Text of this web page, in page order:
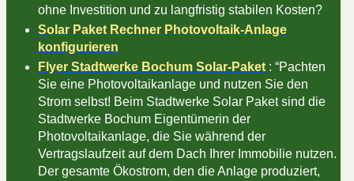
ohne Investition und zu langfristig stabilen Kosten?
Solar Paket Rechner Photovoltaik-Anlage
konfigurieren
Flyer Stadtwerke Bochum Solar-Paket : “Pachten
Sie eine Photovoltaikanlage und nutzen Sie den
Strom selbst! Beim Stadtwerke Solar Paket sind die
Stadtwerke Bochum Eigentümerin der
Photovoltaikanlage, die Sie während der
Vertragslaufzeit auf dem Dach Ihrer Immobilie nutzen.
Der gesamte Ökostrom, den die Anlage produziert,